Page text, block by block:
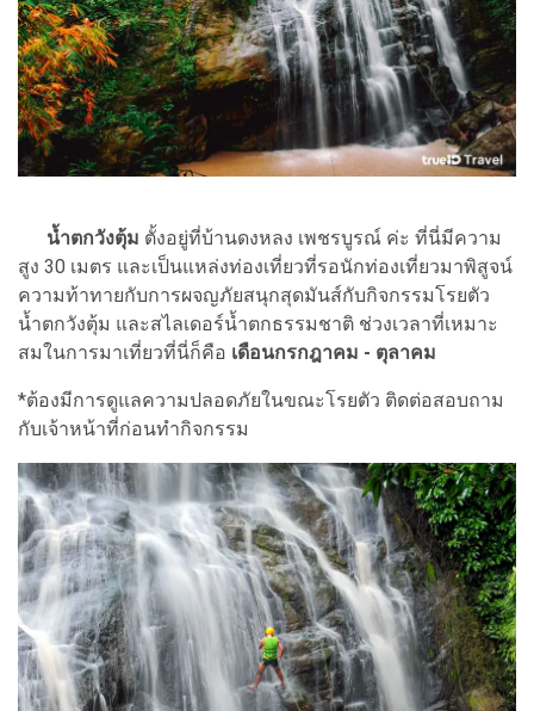
น้ำตกวังตุ้ม ตั้งอยู่ที่บ้านดงหลง เพชรบูรณ์ ค่ะ ที่นี่มีความ
สูง 30 เมตร และเป็นแหล่งท่องเที่ยวที่รอนักท่องเที่ยวมาพิสูจน์
ความท้าทายกับการผจญภัยสนุกสุดมันส์กับกิจกรรมโรยตัว
น้ำตกวังตุ้ม และสไลเดอร์น้ำตกธรรมชาติ ช่วงเวลาที่เหมาะ
สมในการมาเที่ยวที่นี่ก็คือ เดือนกรกฎาคม - ตุลาคม
*ต้องมีการดูแลความปลอดภัยในขณะโรยตัว ติดต่อสอบถาม
กับเจ้าหน้าที่ก่อนทำกิจกรรม